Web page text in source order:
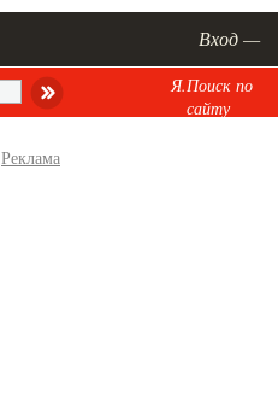
Вход —
Я.Поиск по
сайту
Реклама